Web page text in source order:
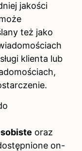
jakości
też jako
klienta lub
oraz
on-